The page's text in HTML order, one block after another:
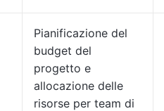
Pianificazione del
budget del
progetto e
allocazione delle
risorse per team di